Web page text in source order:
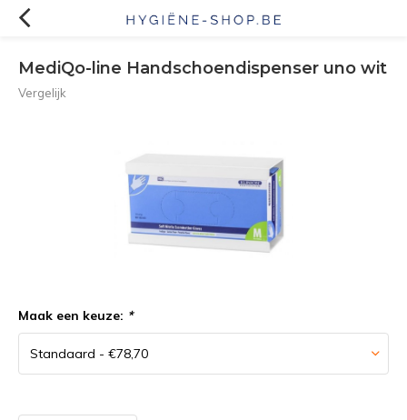
MediQo-line Handschoendispenser uno wit
Vergelijk
Maak een keuze: *